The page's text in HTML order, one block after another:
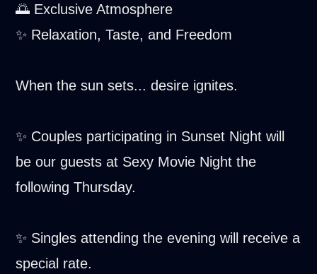
🌅 Exclusive Atmosphere
✨ Relaxation, Taste, and Freedom
When the sun sets... desire ignites.
✨ Couples participating in Sunset Night will
be our guests at Sexy Movie Night the
following Thursday.
✨ Singles attending the evening will receive a
special rate.